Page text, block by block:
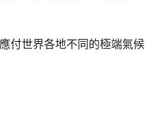
付世界各地不同的極端氣